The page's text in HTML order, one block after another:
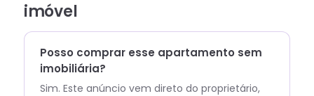
imóvel
Posso comprar esse apartamento sem
imobiliária?
Sim. Este anúncio vem direto do proprietário,